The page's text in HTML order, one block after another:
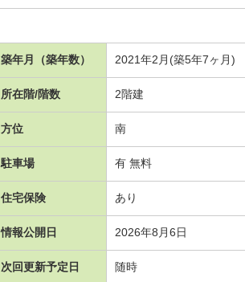
築年月（築年数） 2021年2月(築5年7ヶ月)
所在階/階数 2階建
方位 南
駐車場 有 無料
住宅保険 あり
情報公開日 2026年8月6日
次回更新予定日 随時